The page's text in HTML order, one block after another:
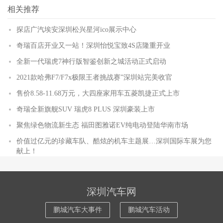
相关推荐
探店广汽埃安深圳松兴星河ico展示中心
奇瑞百店开业又一站！深圳怡悦宝致4S店隆重开业
全新一代瑞虎7神行版智鉴创新之城活动正式启动
2021款哈弗F7/F7x极限王者挑战赛”深圳站完美收官
售价8.58-11.68万元，大四座家用车五菱凯捷正式上市
奇瑞全新旗舰SUV 瑞虎8 PLUS 深圳豪装上市
聚焦绿色物流新生态 福田图雅诺EV纯电动登陆华南市场
价值过亿元的珍藏车队、酷炫的机车主题展…深圳国际车展为您
献上！
深圳汽车网
鹏城汽车大事件 鹏城汽车活动